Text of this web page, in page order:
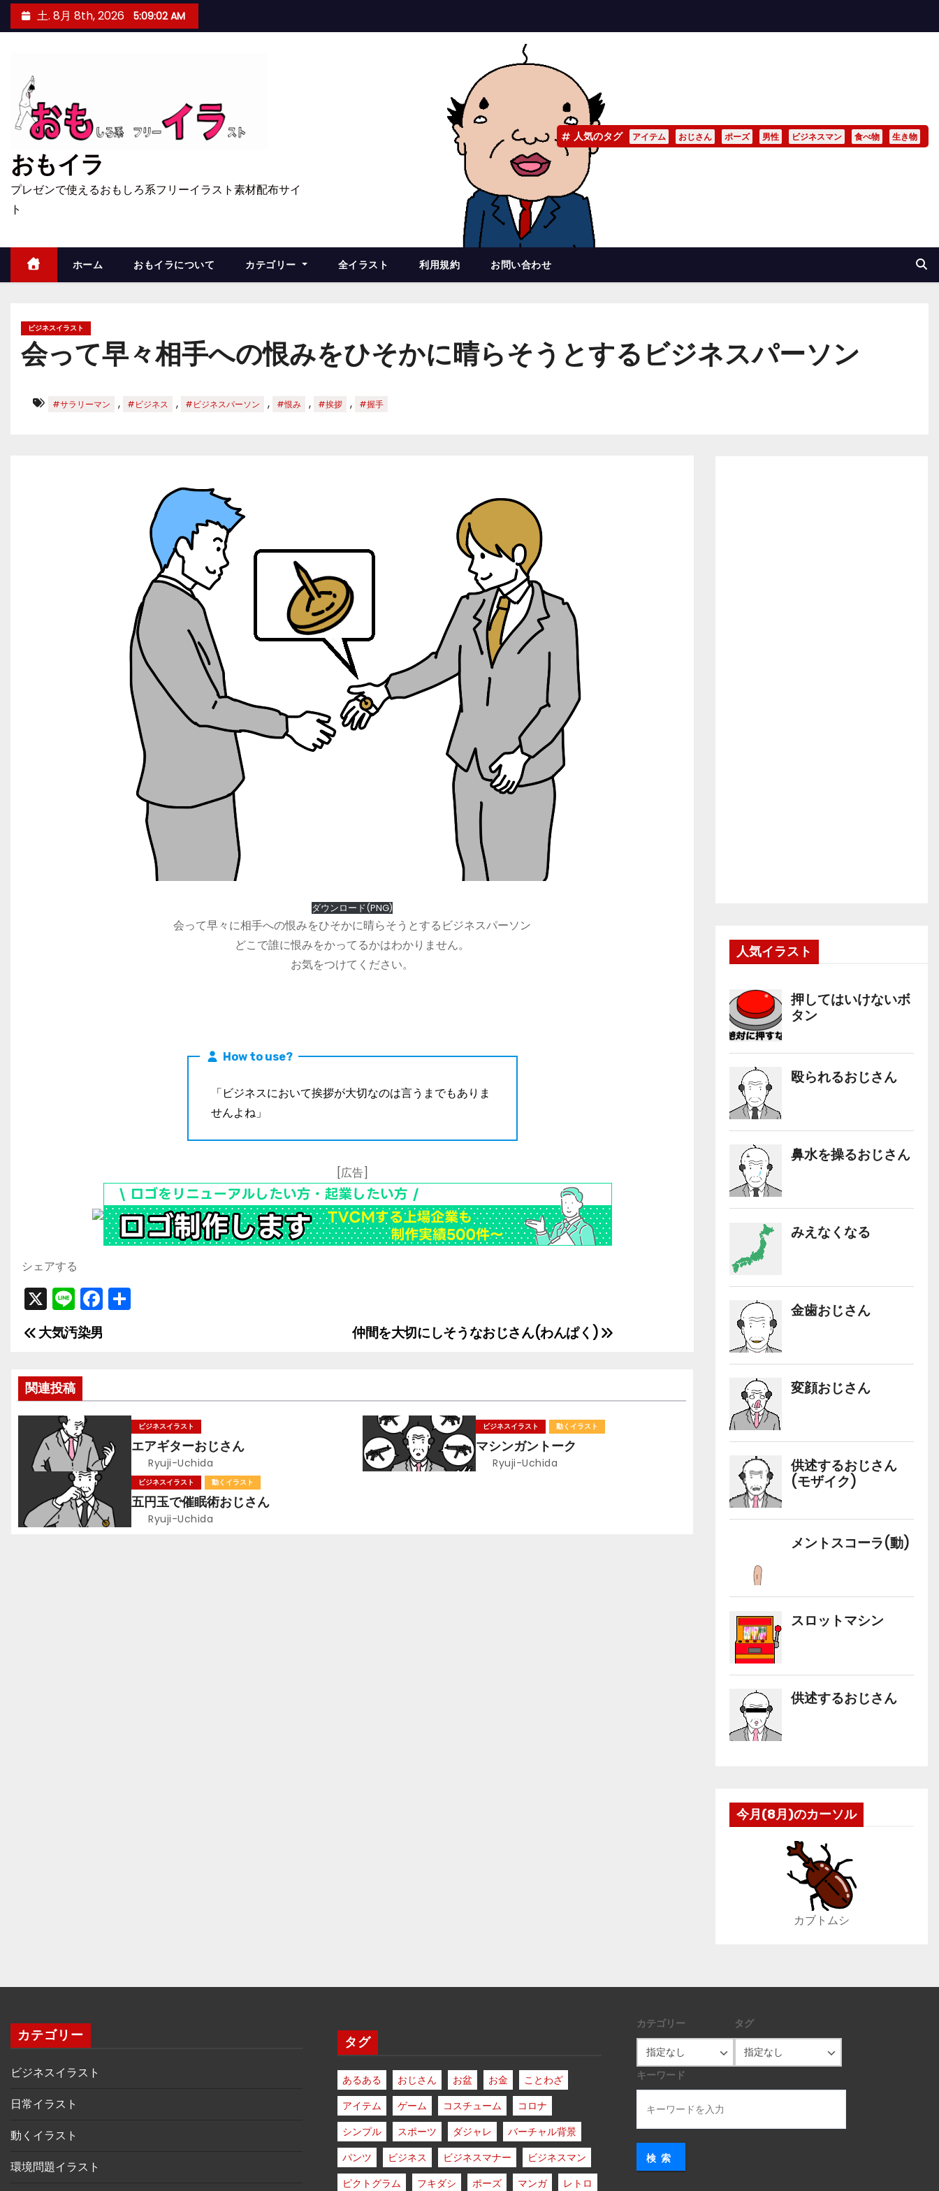
ン
土. 8月 8th, 2026 5:09:03 AM
おもイラ
プレゼンで使えるおもしろ系フリーイラスト素材配布サイ
ト
人気のタグ アイテム おじさん ポーズ 男性 ビジネスマン 食べ物 生き物
ホーム おもイラについて カテゴリー 全イラスト 利用規約 お問い合わせ
ビジネスイラスト
会って早々相手への恨みをひそかに晴らそうとするビジネスパーソン
#サラリーマン , #ビジネス , #ビジネスパーソン , #恨み , #挨拶 , #握手
ダウンロード(PNG)
会って早々に相手への恨みをひそかに晴らそうとするビジネスパーソン
どこで誰に恨みをかってるかはわかりません。
お気をつけてください。
How to use?
「ビジネスにおいて挨拶が大切なのは言うまでもありま
せんよね」
[広告]
シェアする
X Li
n
e
F
a
o
o
k
投
ナ
ゲ
シ
仲間を大切にしそうなおじさん(わんぱく)
大気汚染男
関連投稿
ビジネスイラスト
エアギターおじさん
Ryuji-Uchida
ビジネスイラスト 動くイラスト
マシンガントーク
Ryuji-Uchida
ビジネスイラスト 動くイラスト
五円玉で催眠術おじさん
Ryuji-Uchida
人気イラスト
今月(8月)のカーソル
カブトムシ
カテゴリー
ビジネスイラスト
日常イラスト
動くイラスト
環境問題イラスト
タグ
あるある おじさん お盆 お金
ことわざ
アイテム
ゲーム コスチューム
コロナ
シンプル
スポーツ ダジャレ
バーチャル背景
パンツ
ビジネス ビジネスマナー
ビジネスマン
ピクトグラム
フキダシ ポーズ マンガ レトロ
カテゴリー タグ
キーワード
検索